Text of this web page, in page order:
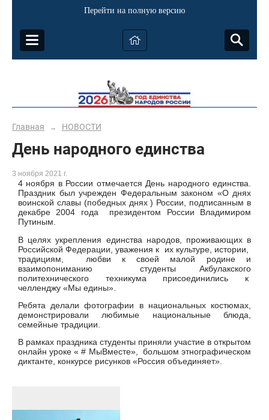
Перейти на полную версию
Главная → НОВОСТИ
День народного единства
3 ноября 2021 г.
4 ноября в России отмечается День народного единства.
Праздник был учрежден Федеральным законом «О днях
воинской славы (победных днях ) России, подписанным в
декабре 2004 года президентом России Владимиром
Путиным.
В целях укрепления единства народов, проживающих в
Российской Федерации, уважения к их культуре, истории,
традициям, любви к своей малой родине и
взаимопониманию студенты Акбулакского
политехнического техникума присоединились к
челленджу «Мы едины».
Ребята делали фотографии в национальных костюмах,
демонстрировали любимые национальные блюда,
семейные традиции.
В рамках праздника студенты приняли участие в открытом
онлайн уроке « # МыВместе», большом этнографическом
диктанте, конкурсе рисунков «Россия объединяет».